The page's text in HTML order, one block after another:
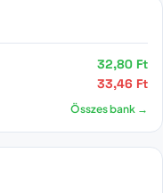
32,80 Ft
33,46 Ft
Összes bank →